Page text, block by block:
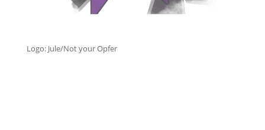
Logo: Jule/Not your Opfer